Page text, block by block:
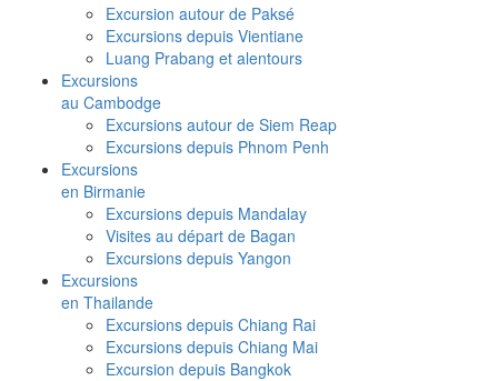
Excursion autour de Paksé
Excursions depuis Vientiane
Luang Prabang et alentours
Excursions
au Cambodge
Excursions autour de Siem Reap
Excursions depuis Phnom Penh
Excursions
en Birmanie
Excursions depuis Mandalay
Visites au départ de Bagan
Excursions depuis Yangon
Excursions
en Thailande
Excursions depuis Chiang Rai
Excursions depuis Chiang Mai
Excursion depuis Bangkok